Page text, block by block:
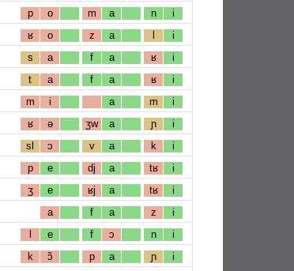
p o m a n i
ʁ o z a l i
s a f a ʁ i
t a f a ʁ i
m i a m i
ʁ ə ʒw a ɲ i
sl ɔ v a k i
p e dj a tʁ i
ʒ e ʁj a tʁ i
a f a z i
l e f ɔ n i
k ɔ̃ p a ɲ i